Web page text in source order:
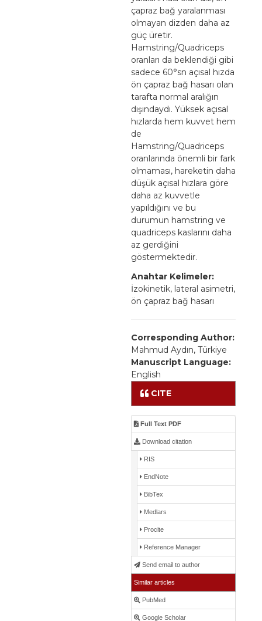
çapraz bağ yaralanması
olmayan dizden daha az
güç üretir.
Hamstring/Quadriceps
oranları da beklendiği gibi
sadece 60°sn açısal hızda
ön çapraz bağ hasarı olan
tarafta normal aralığın
dışındaydı. Yüksek açısal
hızlarda hem kuvvet hem
de
Hamstring/Quadriceps
oranlarında önemli bir fark
olmaması, hareketin daha
düşük açısal hızlara göre
daha az kuvvetle
yapıldığını ve bu
durumun hamstring ve
quadriceps kaslarını daha
az gerdiğini
göstermektedir.
Anahtar Kelimeler:
İzokinetik, lateral asimetri,
ön çapraz bağ hasarı
Corresponding Author:
Mahmud Aydın, Türkiye
Manuscript Language:
English
CITE
Full Text PDF
Download citation
RIS
EndNote
BibTex
Medlars
Procite
Reference Manager
Send email to author
Similar articles
PubMed
Google Scholar